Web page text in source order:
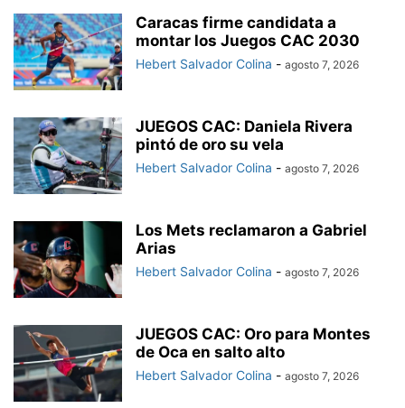
Caracas firme candidata a
montar los Juegos CAC 2030
Hebert Salvador Colina - agosto 7, 2026
JUEGOS CAC: Daniela Rivera
pintó de oro su vela
Hebert Salvador Colina - agosto 7, 2026
Los Mets reclamaron a Gabriel
Arias
Hebert Salvador Colina - agosto 7, 2026
JUEGOS CAC: Oro para Montes
de Oca en salto alto
Hebert Salvador Colina - agosto 7, 2026